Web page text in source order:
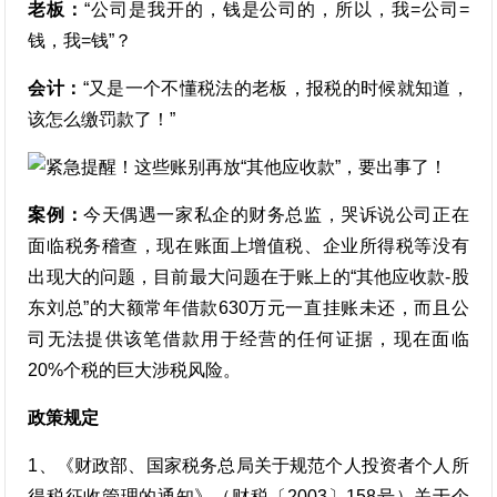
老板：“公司是我开的，钱是公司的，所以，我=公司=
钱，我=钱”？
会计： “又是一个不懂税法的老板，报税的时候就知道，
该怎么缴罚款了！”
案例：今天偶遇一家私企的财务总监，哭诉说公司正在
面临税务稽查，现在账面上增值税、企业所得税等没有
出现大的问题，目前最大问题在于账上的“其他应收款-股
东刘总”的大额常年借款630万元一直挂账未还，而且公
司无法提供该笔借款用于经营的任何证据，现在面临
20%个税的巨大涉税风险。
政策规定
1、《财政部、国家税务总局关于规范个人投资者个人所